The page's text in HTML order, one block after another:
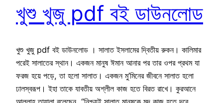
খুশু খুজু pdf বই ডাউনলোড
খুশু খুজু pdf বই ডাউনলোড । সালাত ইসলামের দ্বিতীয় রুকন। কালিমার
পরেই সালাতের স্থান। একজন মানুষ ঈমান আনার পর তার ওপর প্রথম যা
ফরজ হয়ে পড়ে, তা হলো সালাত। একজন মু’মিনের জীবনে সালাত হলো
ঢালস্বরূপ। ইহা তাকে যাবতীয় অশ্লীল কাজ হতে বিরত রাখে। কুরআনে